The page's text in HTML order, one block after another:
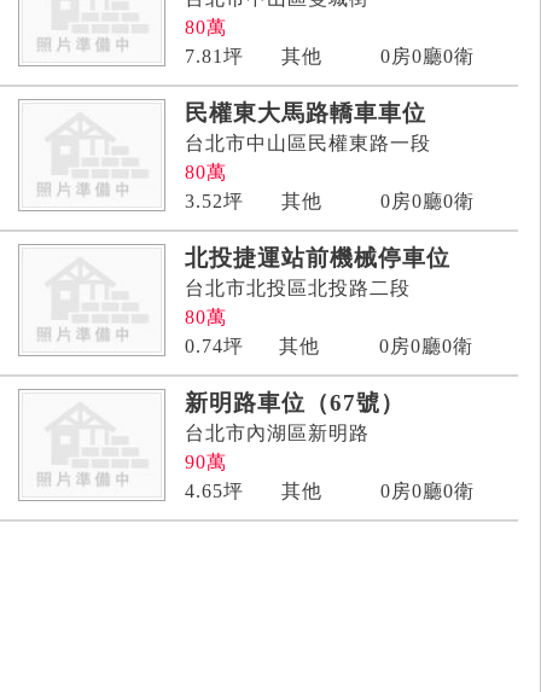
80萬
7.81 坪 其他 0房0廳0衛
民權東大馬路轎車車位
台北市中山區民權東路一段
80萬
3.52坪 其他 0房0廳0衛
北投捷運站前機械停車位
台北市北投區北投路二段
80萬
0.74坪 其他 0房0廳0衛
新明路車位（67號）
台北市內湖區新明路
90萬
4.65坪 其他 0房0廳0衛